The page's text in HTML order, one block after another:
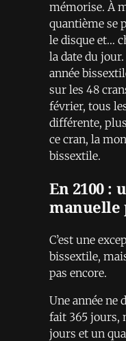
mémorise. À
quantième se
le disque et…
la date du
année
sur les 48
février, tous
différente,
ce cran, la
bissextile.
En 2100 :
manuelle
C’est une
bissextile,
pas encore.
Une année ne
fait 365 jours,
jours et un